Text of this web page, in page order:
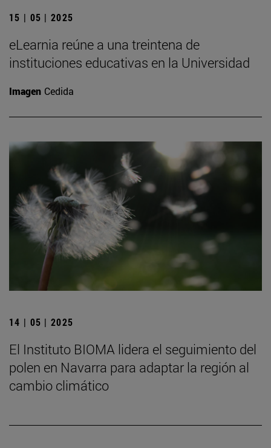
15 | 05 | 2025
eLearnia reúne a una treintena de
instituciones educativas en la Universidad
Imagen Cedida
14 | 05 | 2025
El Instituto BIOMA lidera el seguimiento del
polen en Navarra para adaptar la región al
cambio climático